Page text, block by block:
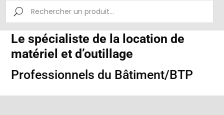
Le spécialiste de la location de
matériel et d’outillage
Professionnels du Bâtiment/BTP